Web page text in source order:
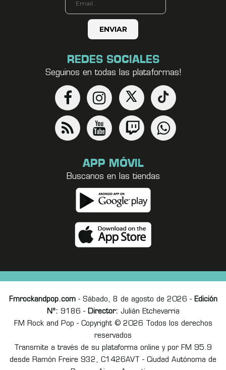
REDES SOCIALES
Seguinos en todas las plataformas!
APP MÓVIL
Buscanos en las tiendas
Fmrockandpop.com- Sábado, 8 de agosto de 2026 - Edición
Nº: 9186 - Director: Julián Etchevarria
FM Rock and Pop - Copyright © 2026 Todos los derechos
reservados
Transmite a través de su plataforma online y por FM 95.9
desde Ramón Freire 932, C1426AVT - Ciudad Autónoma de